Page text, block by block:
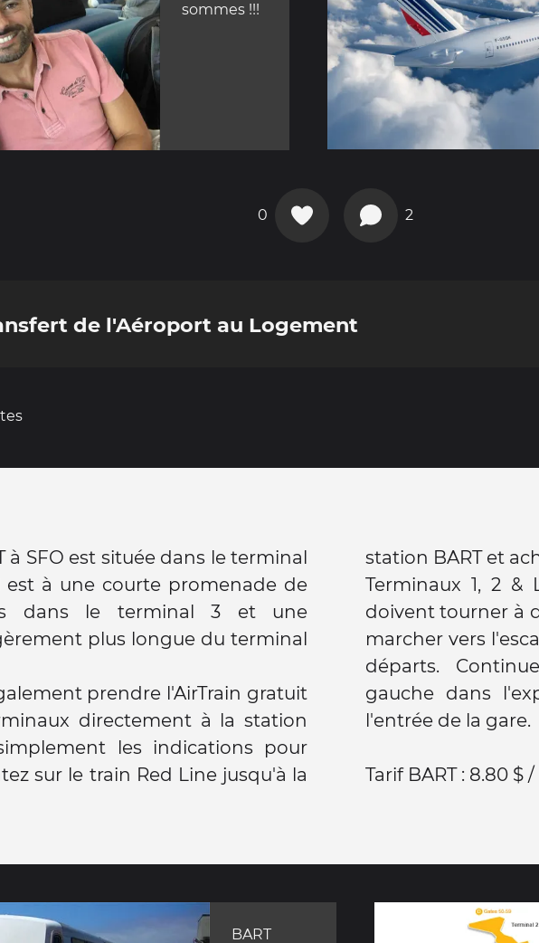
sommes !!!
0 2
de l'Aéroport au Logement
à SFO est située dans le terminal
est à une courte promenade de
dans le terminal 3 et une
plus longue du terminal
prendre l'AirTrain gratuit
directement à la station
les indications pour
sur le train Red Line jusqu'à la
Terminaux 1, 2 &
doivent tourner à
marcher vers
départs.
gauche dans
l'entrée de la gare.
Tarif BART : 8.80 $
BART